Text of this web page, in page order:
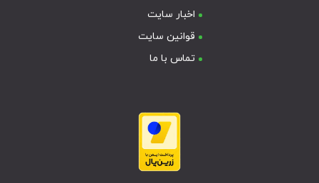
اخبار سایت
قوانین سایت
تماس با ما